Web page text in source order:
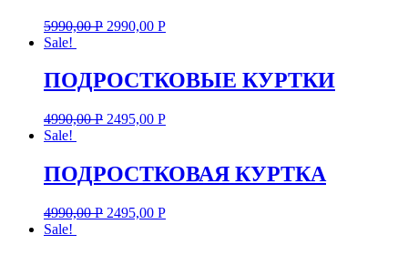
5990,00Р 2990,00 Р
Sale!
ПОДРОСТКОВЫЕ КУРТКИ
4990,00Р 2495,00 Р
Sale!
ПОДРОСТКОВАЯ КУРТКА
4990,00Р 2495,00 Р
Sale!